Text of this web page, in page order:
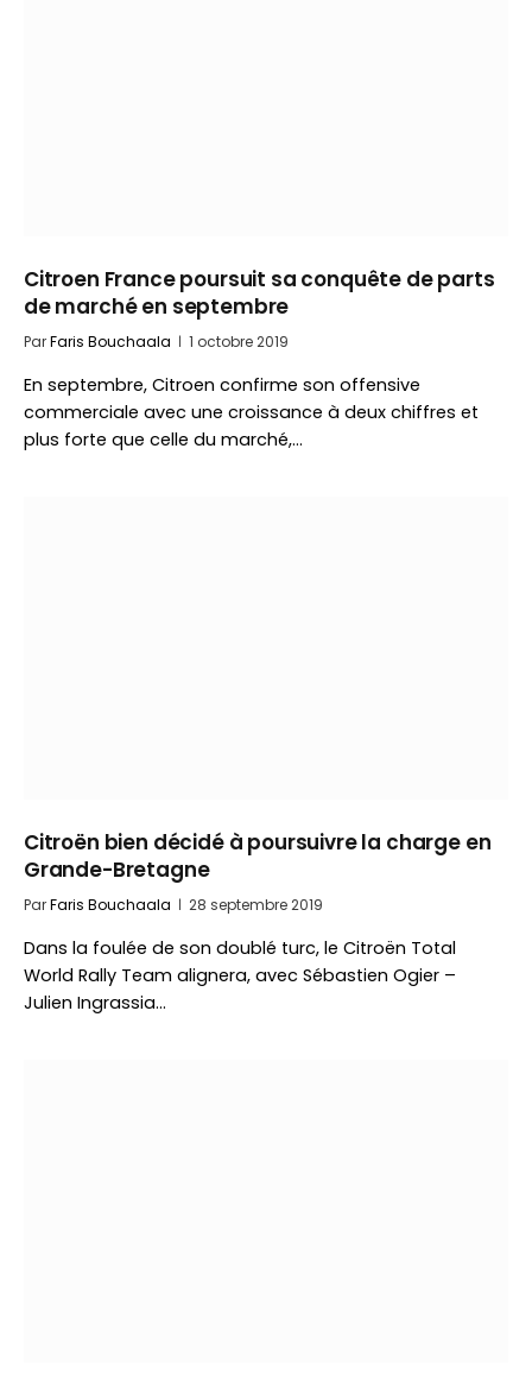
Citroen France poursuit sa conquête de parts
de marché en septembre
ParFaris Bouchaala 1 octobre 2019
En septembre, Citroen confirme son offensive
commerciale avec une croissance à deux chiffres et
plus forte que celle du marché,…
Citroën bien décidé à poursuivre la charge en
Grande-Bretagne
ParFaris Bouchaala 28 septembre 2019
Dans la foulée de son doublé turc, le Citroën Total
World Rally Team alignera, avec Sébastien Ogier –
Julien Ingrassia…